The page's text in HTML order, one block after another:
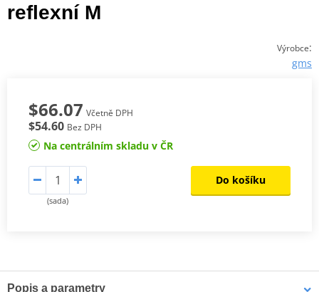
reflexní M
Výrobce:
gms
$66.07 Včetně DPH
$54.60 Bez DPH
Na centrálním skladu v ČR
(sada)
Do košíku
Popis a parametry